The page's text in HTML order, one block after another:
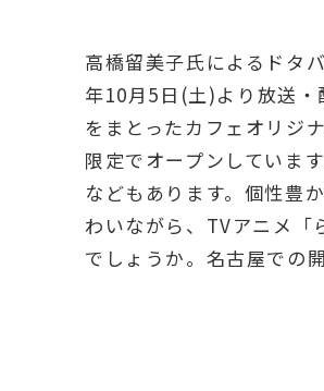
高橋留美子氏によるドタ
年10月5日(土)より放送・
をまとったカフェオリジ
限定でオープンしていま
などもあります。個性豊
わいながら、TVアニメ
でしょうか。名古屋での